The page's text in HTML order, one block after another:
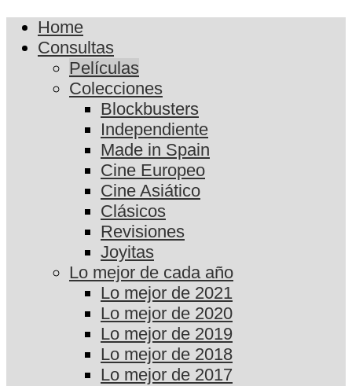
Home
Consultas
Películas
Colecciones
Blockbusters
Independiente
Made in Spain
Cine Europeo
Cine Asiático
Clásicos
Revisiones
Joyitas
Lo mejor de cada año
Lo mejor de 2021
Lo mejor de 2020
Lo mejor de 2019
Lo mejor de 2018
Lo mejor de 2017